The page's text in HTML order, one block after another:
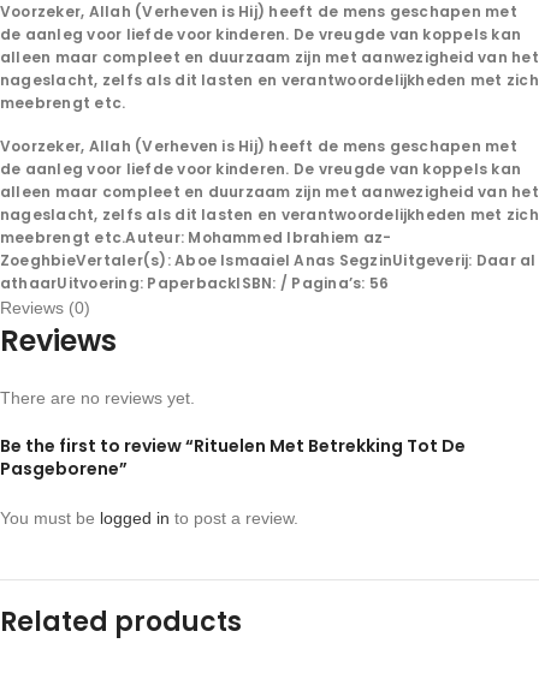
Voorzeker, Allah (Verheven is Hij) heeft de mens geschapen met
de aanleg voor liefde voor kinderen. De vreugde van koppels kan
alleen maar compleet en duurzaam zijn met aanwezigheid van het
nageslacht, zelfs als dit lasten en verantwoordelijkheden met zich
meebrengt etc.
Voorzeker, Allah (Verheven is Hij) heeft de mens geschapen met
de aanleg voor liefde voor kinderen. De vreugde van koppels kan
alleen maar compleet en duurzaam zijn met aanwezigheid van het
nageslacht, zelfs als dit lasten en verantwoordelijkheden met zich
meebrengt etc.Auteur: Mohammed Ibrahiem az-
ZoeghbieVertaler(s): Aboe Ismaaiel Anas SegzinUitgeverij: Daar al
athaarUitvoering: PaperbackISBN: / Pagina’s: 56
Reviews (0)
Reviews
There are no reviews yet.
Be the first to review “Rituelen Met Betrekking Tot De
Pasgeborene”
You must be logged in to post a review.
Related products